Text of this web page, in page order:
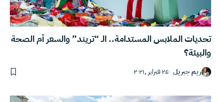
تحديات الملابس المستدامة.. الـ “تريند” والسعر أم الصحة
والبيئة؟
ريم جبريل ٢٤ فبراير ,٢٠٢١